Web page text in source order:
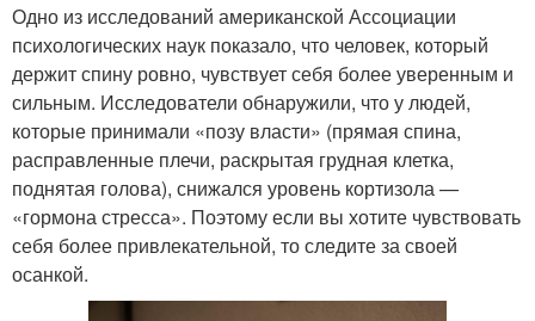
Одно из исследований американской Ассоциации
психологических наук показало, что человек, который
держит спину ровно, чувствует себя более уверенным и
сильным. Исследователи обнаружили, что у людей,
которые принимали «позу власти» (прямая спина,
расправленные плечи, раскрытая грудная клетка,
поднятая голова), снижался уровень кортизола —
«гормона стресса». Поэтому если вы хотите чувствовать
себя более привлекательной, то следите за своей
осанкой.